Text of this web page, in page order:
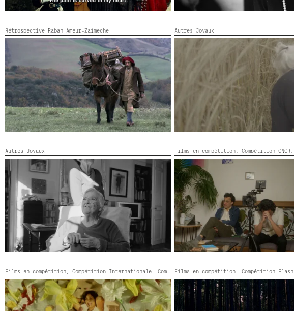
Rétrospective Rabah Ameur-Zaïmeche
LES CHANTS DE MANDRIN
Couleur,99’
Autres Joyaux
LES CHIENNES
Couleur,
Autres Joyaux
LETTRES À ETEL
France,2026, Couleur, Noir et blanc, 43’
Films en compétition, Compétition GNCR,
LO DEMÁS ES RUIDO
Mexique, Allemagne, Canada,
Films en compétition, Compétition Internationale, Compétition Premier Film
MOTHER, YOU HAVE NOT DIED YET. BUT YOU
WILL. AND WHEN YOU DO, YOU WILL FINALLY BE
ALIVE AGAIN.
Films en compétition, Compétition Flash
MY LITTLE NOTHING
États-Unis,
2026, Couleur,15’